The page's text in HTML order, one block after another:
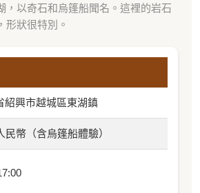
，以奇石和烏篷船聞名。這裡的岩石
形狀很特別。
紹興市越城區東湖鎮
民幣（含烏篷船體驗）